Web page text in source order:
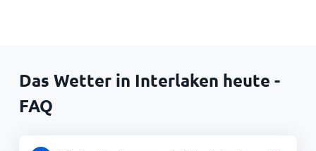
Das Wetter in Interlaken heute -
FAQ